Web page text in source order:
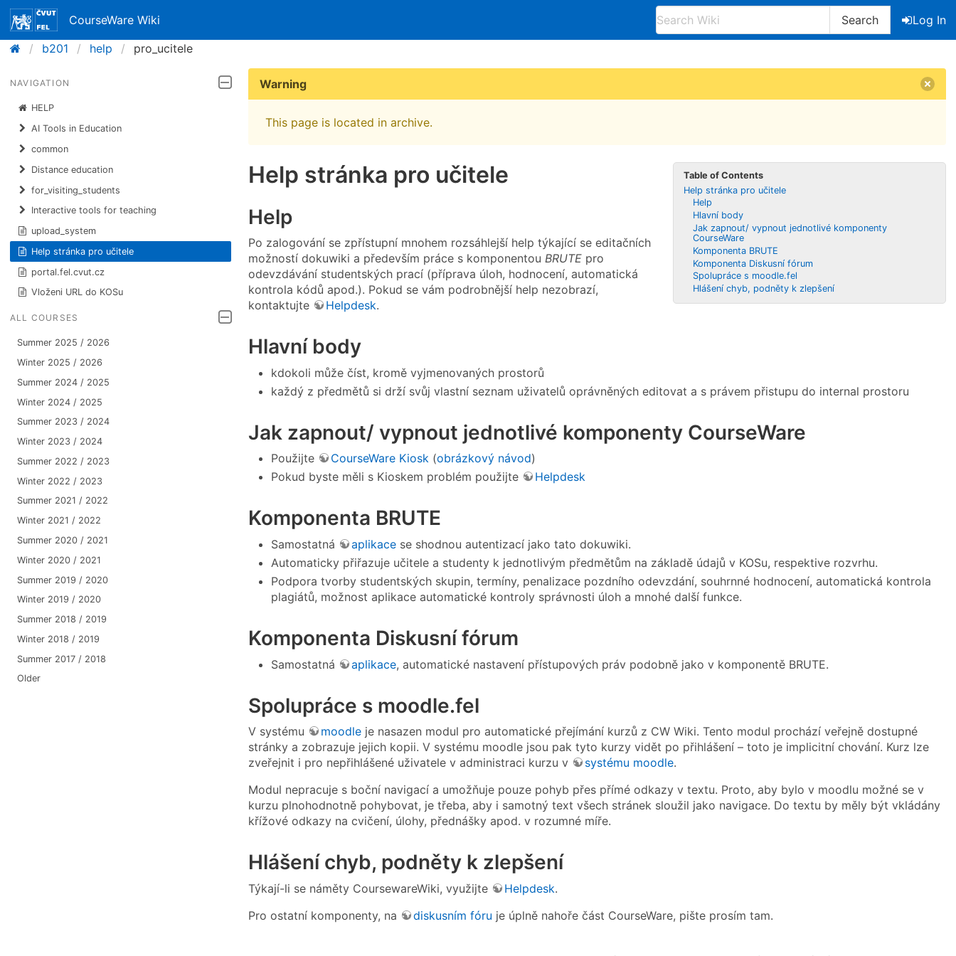
CourseWare Wiki Search
Log In
b201
help pro_ucitele
NAVIGATION
HELP
AI Tools in Education
common
Distance education
for_visiting_students
Interactive tools for teaching
upload_system
Help stránka pro učitele
portal.fel.cvut.cz
Vloženi URL do KOSu
ALL COURSES
Summer 2025 / 2026
Winter 2025 / 2026
Summer 2024 / 2025
Winter 2024 / 2025
Summer 2023 / 2024
Winter 2023 / 2024
Summer 2022 / 2023
Winter 2022 / 2023
Summer 2021 / 2022
Winter 2021 / 2022
Summer 2020 / 2021
Winter 2020 / 2021
Summer 2019 / 2020
Winter 2019 / 2020
Summer 2018 / 2019
Winter 2018 / 2019
Summer 2017 / 2018
Older
Warning
This page is located in archive.
Table of Contents
Help stránka pro učitele
Help
Hlavní body
Jak zapnout/ vypnout jednotlivé komponenty
CourseWare
Komponenta BRUTE
Komponenta Diskusní fórum
Spolupráce s moodle.fel
Hlášení chyb, podněty k zlepšení
Help stránka pro učitele
Help
Po zalogování se zpřístupní mnohem rozsáhlejší help týkající se editačních
možností dokuwiki a především práce s komponentou BRUTE pro
odevzdávání studentských prací (příprava úloh, hodnocení, automatická
kontrola kódů apod.). Pokud se vám podrobnější help nezobrazí,
kontaktujte
Helpdesk.
Hlavní body
kdokoli může číst, kromě vyjmenovaných prostorů
každý z předmětů si drží svůj vlastní seznam uživatelů oprávněných editovat a s právem přistupu do internal prostoru
Jak zapnout/ vypnout jednotlivé komponenty CourseWare
Použijte CourseWare Kiosk (obrázkový návod)
Pokud byste měli s Kioskem problém použijte
Helpdesk
Komponenta BRUTE
Samostatná aplikace se shodnou autentizací jako tato dokuwiki.
Automaticky přiřazuje učitele a studenty k jednotlivým předmětům na základě údajů v KOSu, respektive rozvrhu.
Podpora tvorby studentských skupin, termíny, penalizace pozdního odevzdání, souhrnné hodnocení, automatická kontrola
plagiátů, možnost aplikace automatické kontroly správnosti úloh a mnohé další funkce.
Komponenta Diskusní fórum
Samostatná aplikace, automatické nastavení přístupových práv podobně jako v komponentě BRUTE.
Spolupráce s moodle.fel
V systému moodle je nasazen modul pro automatické přejímání kurzů z CW Wiki. Tento modul prochází veřejně dostupné
stránky a zobrazuje jejich kopii. V systému moodle jsou pak tyto kurzy vidět po přihlášení – toto je implicitní chování. Kurz lze
zveřejnit i pro nepřihlášené uživatele v administraci kurzu v
systému moodle.
Modul nepracuje s boční navigací a umožňuje pouze pohyb přes přímé odkazy v textu. Proto, aby bylo v moodlu možné se v
kurzu plnohodnotně pohybovat, je třeba, aby i samotný text všech stránek sloužil jako navigace. Do textu by měly být vkládány
křížové odkazy na cvičení, úlohy, přednášky apod. v rozumné míře.
Hlášení chyb, podněty k zlepšení
Týkají-li se náměty CoursewareWiki, využijte Helpdesk.
Pro ostatní komponenty, na
diskusním fóru je úplně nahoře část CourseWare, pište prosím tam.